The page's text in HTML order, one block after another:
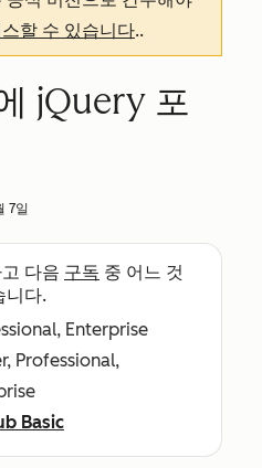
할 수 있습니다..
jQuery 포
7일
다음 구독 중 어느 것
니다.
Enterprise
Professional,
Basic